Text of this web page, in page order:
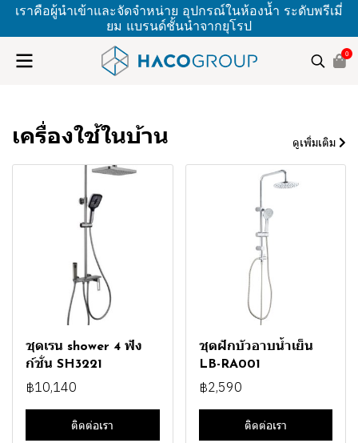
เราคือผู้นำเข้าและจัดจำหน่าย อุปกรณ์ในห้องน้ำ ระดับพรีเมี่
ยม แบรนด์ชั้นนำจากยุโรป
0
เครื่องใช้ในบ้าน ดูเพิ่มเติม
ชุดเรน shower 4 ฟัง
ก์ชั่น SH3221
฿10,140
ติดต่อเรา
ชุดฝักบัวอาบน้ำเย็น
LB-RA001
฿2,590
ติดต่อเรา